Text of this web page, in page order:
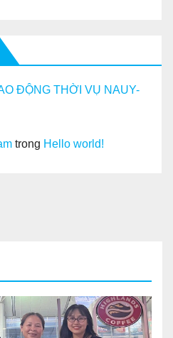
ĐỘNG THỜI VỤ NAUY-
trong Hello world!